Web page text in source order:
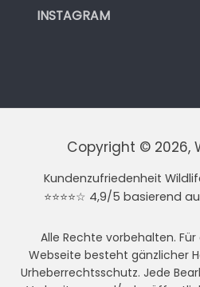
INSTAGRAM
Copyright © 2026,
Kundenzufriedenheit
⭐⭐⭐⭐☆ 4,9/5 basierend
Alle Rechte vorbehalten.
Webseite besteht gänzlicher
Urheberrechtsschutz. Jede